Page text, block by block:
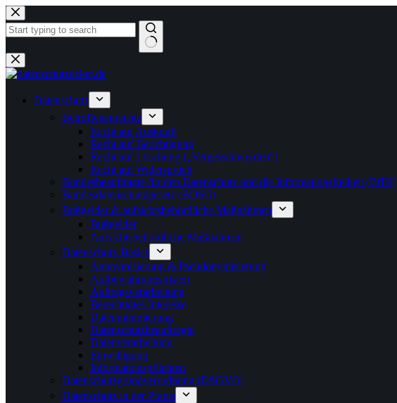
Zum
Inhalt
springen
Keine
Ergebnisse
Datenschutz
Betroffenenrechte
Recht auf Auskunft
Recht auf Berichtigung
Recht auf Löschung („Vergessenwerden“)
Recht auf Widerspruch
Bundesbeauftragte für den Datenschutz und die Informationsfreiheit (BfDI)
Bundesdatenschutzgesetz (BDSG)
Bußgelder & aufsichtsbehördliche Maßnahmen
Bußgelder
Aufsichtsbehördliche Maßnahmen
Datenschutz-Basics
Anonymisierung & Pseudonymisierung
Aufbewahrungsfristen
Auftragsverarbeitung
Berechtigtes Interesse
Datenminimierung
Datenschutzbeauftragte
Datenverarbeitung
Einwilligung
Informationspflichten
Datenschutzgrundverordnung (DSGVO)
Datenschutz in der Praxis